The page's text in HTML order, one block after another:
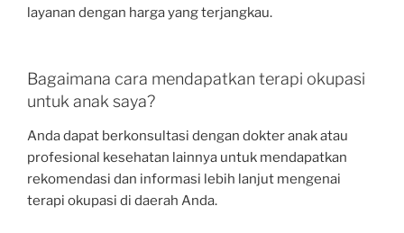
layanan dengan harga yang terjangkau.
Bagaimana cara mendapatkan terapi okupasi
untuk anak saya?
Anda dapat berkonsultasi dengan dokter anak atau
profesional kesehatan lainnya untuk mendapatkan
rekomendasi dan informasi lebih lanjut mengenai
terapi okupasi di daerah Anda.